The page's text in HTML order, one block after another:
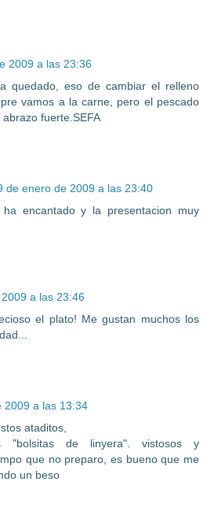
2009 a las 23:36
quedado, eso de cambiar el relleno
vamos a la carne, pero el pescado
fuerte.SEFA
de enero de 2009 a las 23:40
encantado y la presentacion muy
a las 23:46
el plato! Me gustan muchos los
2009 a las 13:34
ataditos,
"bolsitas de linyera". vistosos y
que no preparo, es bueno que me
un beso